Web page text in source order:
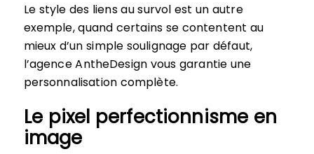
Le style des liens au survol est un autre
exemple, quand certains se contentent au
mieux d’un simple soulignage par défaut,
l’agence AntheDesign vous garantie une
personnalisation complète.
Le pixel perfectionnisme en
image